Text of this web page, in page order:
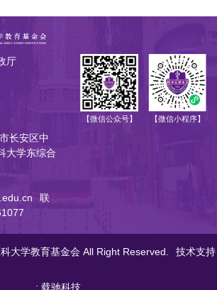
厅
长安区中
大学东综合
联
【微信小程序】
【微信公众号】
大学教育基金会 All Right Reserved. 技术支持
: 载驰科技